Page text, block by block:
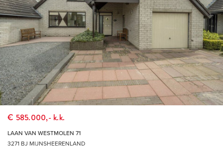
Met de rust, de veiligheid, de ruimte en de natuur van een
dorp en de nabijheid van een grote stad.
ENTHOUSIAST?
Maak gerust een afspraak voor een vrijblijvende bezichtiging.
Dat is mogelijk tijdens kantooruren, maar ook ’s avonds en
op zaterdag. Bekijk onze website voor extra informatie over
ons kantoor.
€ 585.000,- k.k.
LAAN VAN WESTMOLEN 71
3271 BJ MIJNSHEERENLAND